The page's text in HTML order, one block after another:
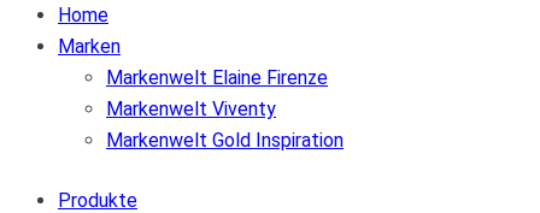
Home
Marken
Markenwelt Elaine Firenze
Markenwelt Viventy
Markenwelt Gold Inspiration
Produkte